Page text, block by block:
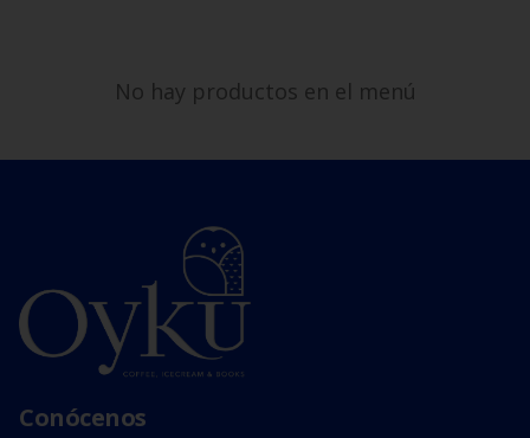
No hay productos en el menú
Conócenos